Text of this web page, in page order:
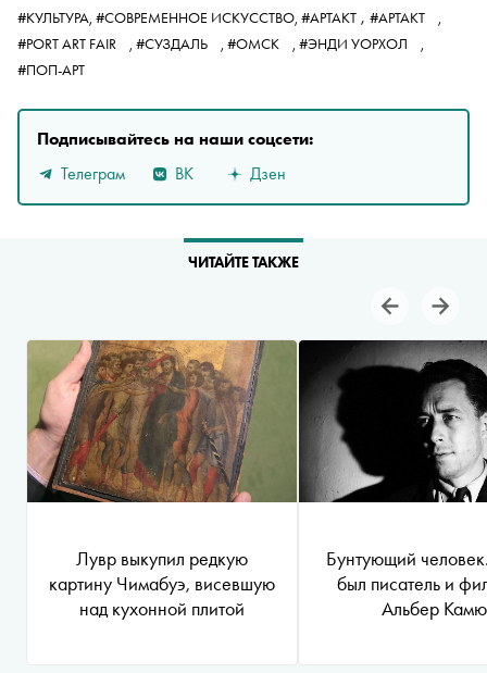
#КУЛЬТУРА, #СОВРЕМЕННОЕ ИСКУССТВО, #АРТАКТ , #АРТАКТ
,
#PORT ART FAIR
, #СУЗДАЛЬ , #ОМСК , #ЭНДИ УОРХОЛ
,
#ПОП-АРТ
Подписывайтесь на наши соцсети:
Телеграм
ВК Дзен
ЧИТАЙТЕ ТАКЖЕ
Лувр выкупил редкую
картину Чимабуэ, висевшую
над кухонной плитой
Бунтующий
был писатель и
Альбер Камю